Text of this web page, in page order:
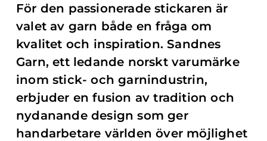
För den passionerade stickaren är
valet av garn både en fråga om
kvalitet och inspiration. Sandnes
Garn, ett ledande norskt varumärke
inom stick- och garnindustrin,
erbjuder en fusion av tradition och
nydanande design som ger
handarbetare världen över möjlighet